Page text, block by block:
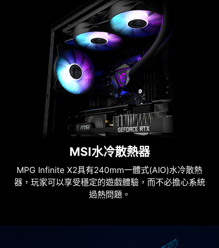
MSI水冷散熱器
MPG Infinite X2具有240mm一體式(AIO)水冷散熱
器，玩家可以享受穩定的遊戲體驗，而不必擔心系統
過熱問題。